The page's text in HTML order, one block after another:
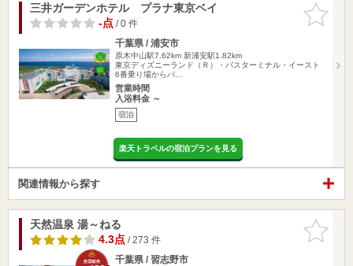
お気に入
りに追加
三井ガーデンホテル プラナ東京ベイ
-点/ 0 件
千葉県 / 浦安市
原木中山駅7.62km 新浦安駅1.82km
東京ディズニーランド（Ｒ）・バスターミナル・イースト
6番乗り場からパ…
営業時間
入浴料金 ～
宿泊
楽天トラベルの宿泊プランを見る
関連情報から探す
お気に入
りに追加
天然温泉 湯～ねる
4.3点/ 273 件
千葉県 / 習志野市